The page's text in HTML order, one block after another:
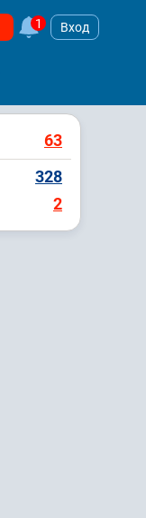
1 Вход
63
328
2